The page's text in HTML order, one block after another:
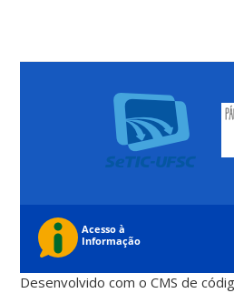
Desenvolvido com o CMS de